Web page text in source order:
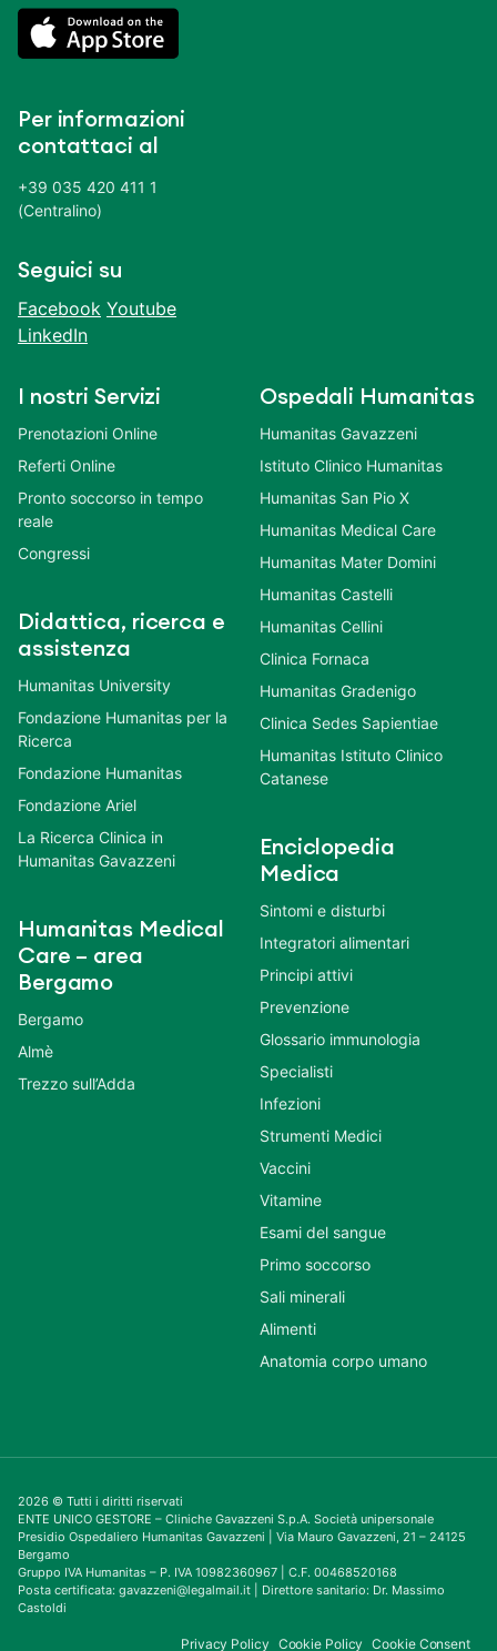
Per informazioni
contattaci al
+39 035 420 411 1
(Centralino)
Seguici su
Facebook Youtube
LinkedIn
I nostri Servizi
Prenotazioni Online
Referti Online
Pronto soccorso in tempo
reale
Congressi
Didattica, ricerca e
assistenza
Humanitas University
Fondazione Humanitas per la
Ricerca
Fondazione Humanitas
Fondazione Ariel
La Ricerca Clinica in
Humanitas Gavazzeni
Humanitas Medical
Care – area
Bergamo
Bergamo
Almè
Trezzo sull’Adda
Ospedali Humanitas
Humanitas Gavazzeni
Istituto Clinico Humanitas
Humanitas San Pio X
Humanitas Medical Care
Humanitas Mater Domini
Humanitas Castelli
Humanitas Cellini
Clinica Fornaca
Humanitas Gradenigo
Clinica Sedes Sapientiae
Humanitas Istituto Clinico
Catanese
Enciclopedia
Medica
Sintomi e disturbi
Integratori alimentari
Principi attivi
Prevenzione
Glossario immunologia
Specialisti
Infezioni
Strumenti Medici
Vaccini
Vitamine
Esami del sangue
Primo soccorso
Sali minerali
Alimenti
Anatomia corpo umano
2026 © Tutti i diritti riservati
ENTE UNICO GESTORE – Cliniche Gavazzeni S.p.A. Società unipersonale
Presidio Ospedaliero Humanitas Gavazzeni | Via Mauro Gavazzeni, 21 – 24125
Bergamo
Gruppo IVA Humanitas – P. IVA 10982360967 | C.F. 00468520168
Posta certificata: gavazzeni@legalmail.it | Direttore sanitario: Dr. Massimo
Castoldi
Privacy Policy Cookie Policy Cookie Consent